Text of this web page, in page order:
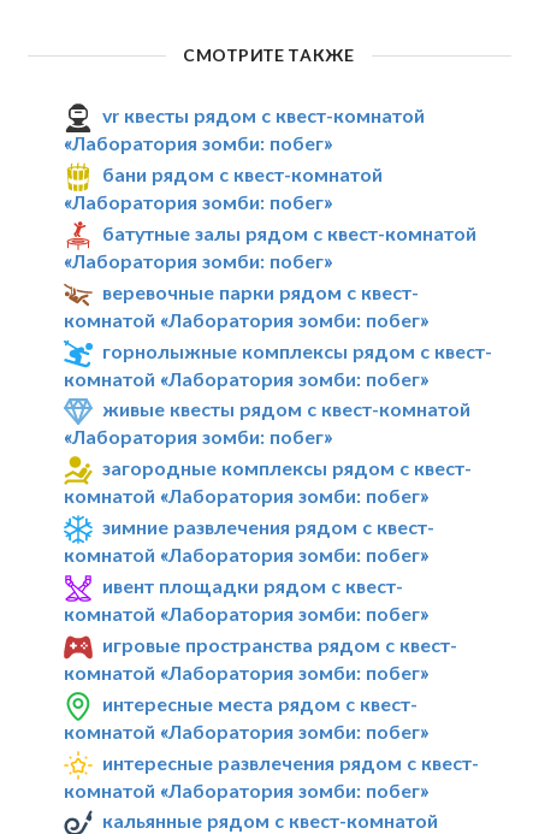
СМОТРИТЕ ТАКЖЕ
vr квесты рядом с квест-комнатой
«Лаборатория зомби: побег»
бани рядом с квест-комнатой
«Лаборатория зомби: побег»
батутные залы рядом с квест-комнатой
«Лаборатория зомби: побег»
веревочные парки рядом с квест-
комнатой «Лаборатория зомби: побег»
горнолыжные комплексы рядом с квест-
комнатой «Лаборатория зомби: побег»
живые квесты рядом с квест-комнатой
«Лаборатория зомби: побег»
загородные комплексы рядом с квест-
комнатой «Лаборатория зомби: побег»
зимние развлечения рядом с квест-
комнатой «Лаборатория зомби: побег»
ивент площадки рядом с квест-
комнатой «Лаборатория зомби: побег»
игровые пространства рядом с квест-
комнатой «Лаборатория зомби: побег»
интересные места рядом с квест-
комнатой «Лаборатория зомби: побег»
интересные развлечения рядом с квест-
комнатой «Лаборатория зомби: побег»
кальянные рядом с квест-комнатой